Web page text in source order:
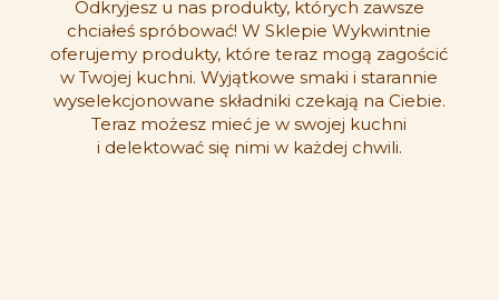
Odkryjesz u nas produkty, których zawsze
chciałeś spróbować! W Sklepie Wykwintnie
oferujemy produkty, które teraz mogą zagościć
w Twojej kuchni. Wyjątkowe smaki i starannie
wyselekcjonowane składniki czekają na Ciebie.
Teraz możesz mieć je w swojej kuchni
i delektować się nimi w każdej chwili.